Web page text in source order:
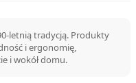
letnią tradycją. Produkty
i ergonomię,
i wokół domu.